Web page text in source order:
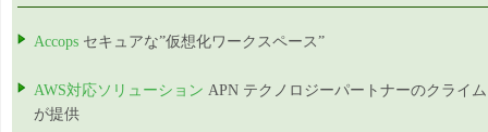
Accops セキュアな”仮想化ワークスペース”
AWS対応ソリューション APN テクノロジーパートナーのクライム
が提供